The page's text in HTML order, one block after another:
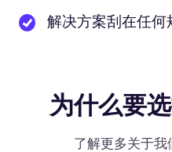
解决方案刮在任何
为什么要
了解更多关于我